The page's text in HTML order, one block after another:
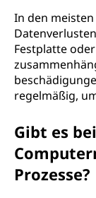
In den meisten
Festplatte
regelmäßig,
Gibt es
Prozesse?